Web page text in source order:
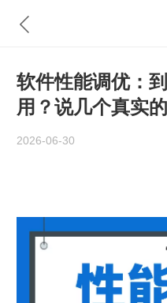
软件性能调优：
用？说几个真实
2026-06-30